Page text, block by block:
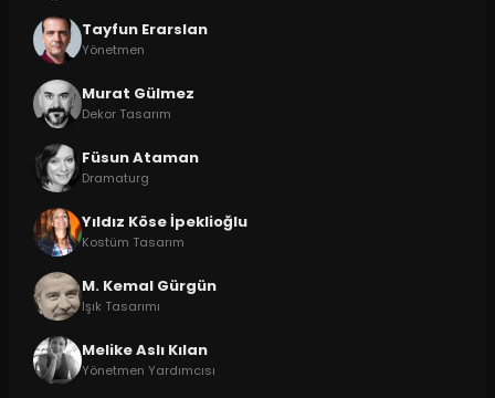
Tayfun Erarslan
Yönetmen
Murat Gülmez
Dekor Tasarım
Füsun Ataman
Dramaturg
Yıldız Köse İpeklioğlu
Kostüm Tasarım
M. Kemal Gürgün
Işık Tasarımı
Melike Aslı Kılan
Yönetmen Yardımcısı